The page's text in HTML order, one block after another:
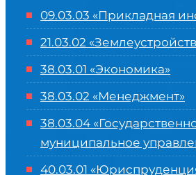
09.03.03 «Прикладная
21.03.02
38.03.01 «Экономика»
38.03.02 «Менеджмент»
38.03.04
муниципальное
40.03.01